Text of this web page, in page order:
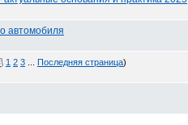
автомобиля
1 2 3 Последняя страница)